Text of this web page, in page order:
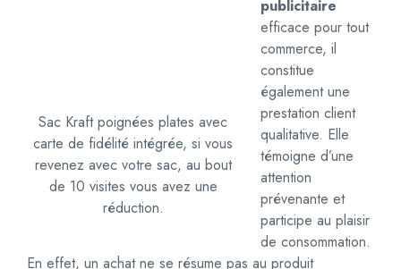
Sac Kraft poignées plates avec
carte de fidélité intégrée, si vous
revenez avec votre sac, au bout
de 10 visites vous avez une
réduction.
publicitaire
efficace pour tout
commerce, il
constitue
également une
prestation client
qualitative. Elle
témoigne d’une
attention
prévenante et
participe au plaisir
de consommation.
En effet, un achat ne se résume pas au produit